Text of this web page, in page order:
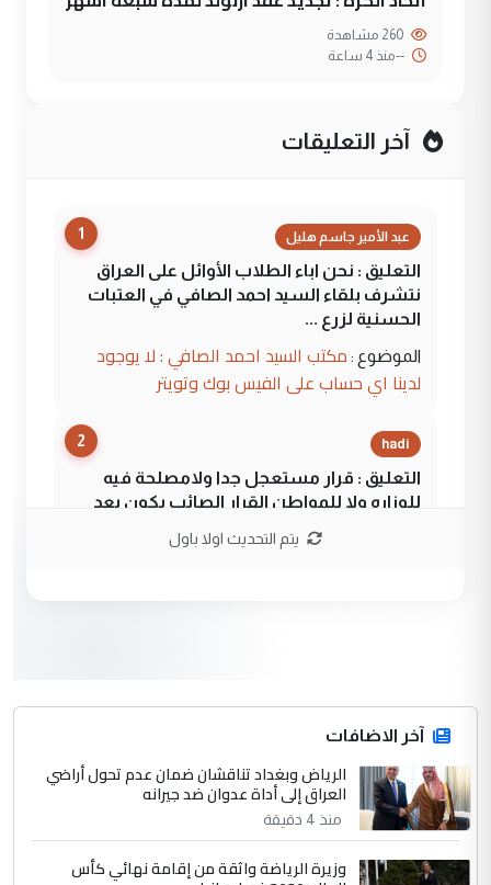
--منذ 4 ساعة
آخر التعليقات
1 عبد الأمير جاسم هليل
التعليق : نحن اباء الطلاب الأوائل على العراق
نتشرف بلقاء السيد احمد الصافي في العتبات
الحسنية لزرع ...
الموضوع : مكتب السيد احمد الصافي : لا يوجود
لدينا اي حساب على الفيس بوك وتويتر
2 hadi
التعليق : قرار مستعجل جدا ولامصلحة فيه
للوزاره ولا للمواطن القرار الصائب يكون بعد
جنسية الرافد الثالث للعراق ومن اصول عريقة
ابا فرات ...
الموضوع :
الجواهري يرد على صدام حسين سل
مضجعيك يابن الزنا (نص كامل)
سردار
يتم التحديث اولا باول
آخر الاضافات
الرياض وبغداد تناقشان ضمان عدم تحول أراضي
العراق إلى أداة عدوان ضد جيرانه
منذ 4 دقيقة
وزيرة الرياضة واثقة من إقامة نهائي كأس